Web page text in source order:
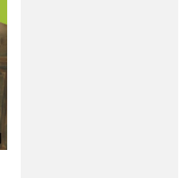
Tu napisała swój
żywność do getta.
po „aryjskiej
tłumacząc, że jest
W czasie wielkiej akcji
wraz z matką na